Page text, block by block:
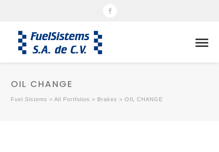
OIL CHANGE
Fuel Sistems >All Portfolios > Brakes >OIL CHANGE